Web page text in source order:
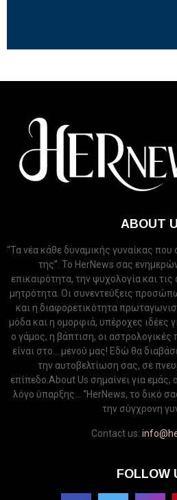
ABOUT
“Τα νέα κάθε δυναμικής γυναίκας που
της”. Το HerNews σας
επικαιρότητα, την ψυχολογία και
μητρότητα. Οι συνεντεύξεις
και η διαφορετικότητα
μόδα και η ομορφιά, υπέροχες ιδέες
ο γάμος, η βάπτιση, οι αστρολογικές
είναι στο... μενού μας! Εδώ θα
την αυτοβελτίωση σας, σε
επίπεδο.About Us σημαίνει για
λόγο ύπαρξης... “HerNews, το δικό
την σύγχρονη
Contact us:
FOLLOW